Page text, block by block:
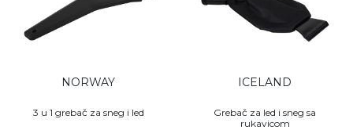
NORWAY
3 u 1 grebač za sneg i led
ICELAND
Grebač za led i sneg sa
rukavicom